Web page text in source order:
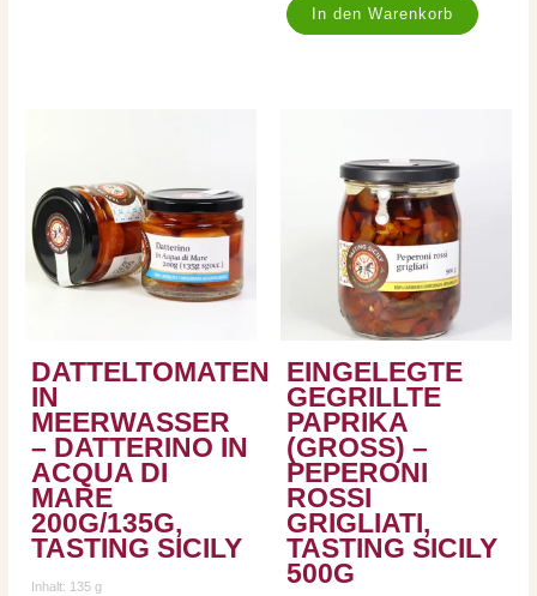
In den Warenkorb
DATTELTOMATEN
IN
MEERWASSER
– DATTERINO IN
ACQUA DI
MARE
200G/135G,
TASTING SICILY
Inhalt: 135g
EINGELEGTE
GEGRILLTE
PAPRIKA
(GROSS) – P
EPERONI R
OSSI G
RIGLIATI, T
ASTING SICILY 5
00G